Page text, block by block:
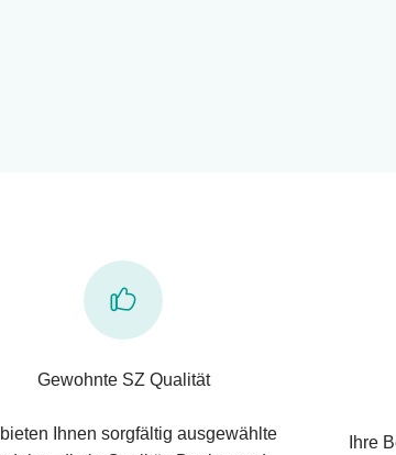
Gewohnte SZ Qualität
Ihnen sorgfältig ausgewählte
Ihre